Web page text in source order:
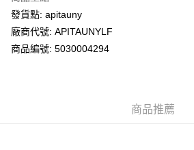
WeChat Pay
送貨方式
發貨點: apitauny
廠商代號: APITAUNYLF
商品編號: 5030004294
商品推薦